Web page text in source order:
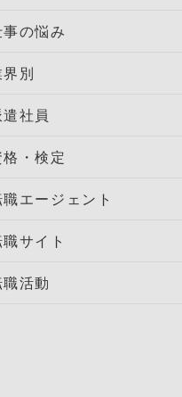
の悩み
別
社員
格・検定
エージェント
サイト
活動